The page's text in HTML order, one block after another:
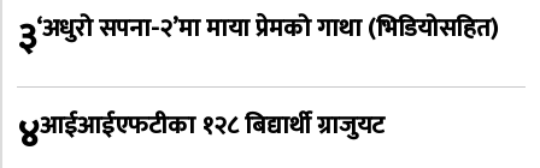
३‘अधुरो सपना-२’मा माया प्रेमको गाथा (भिडियोसहित)
४आईआईएफटीका १२८ बिद्यार्थी ग्राजुयट